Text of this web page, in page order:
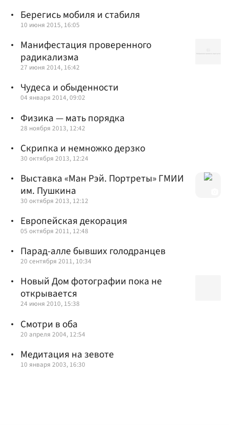
Берегись мобиля и стабиля
10 июня 2015, 16:05
Манифестация проверенного
радикализма
27 июня 2014, 16:42
Чудеса и обыденности
04 января 2014, 09:02
Физика — мать порядка
28 ноября 2013, 12:42
Скрипка и немножко дерзко
30 октября 2013, 12:24
Выставка «Ман Рэй. Портреты» ГМИИ
им. Пушкина
30 октября 2013, 12:12
Европейская декорация
05 октября 2011, 12:48
Парад-алле бывших голодранцев
20 сентября 2011, 10:34
Новый Дом фотографии пока не
открывается
24 июня 2010, 15:38
Смотри в оба
20 апреля 2004, 12:54
Медитация на зевоте
10 января 2003, 16:30